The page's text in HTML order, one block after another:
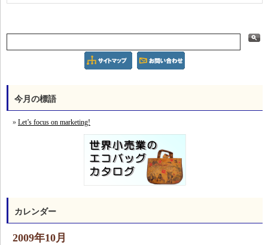
今月の標語
Let’s focus on marketing!
カレンダー
2009年10月